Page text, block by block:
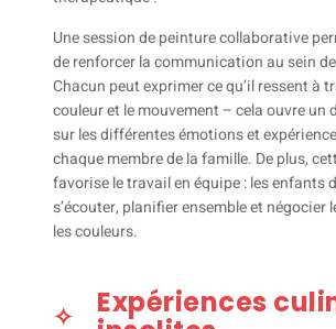
Une session de peinture collaborative
de renforcer la communication au sein
Chacun peut exprimer ce qu’il ressent à
couleur et le mouvement – cela ouvre un
sur les différentes émotions et
chaque membre de la famille. De plus,
favorise le travail en équipe : les enfants
s’écouter, planifier ensemble et négocier
les couleurs.
Expériences